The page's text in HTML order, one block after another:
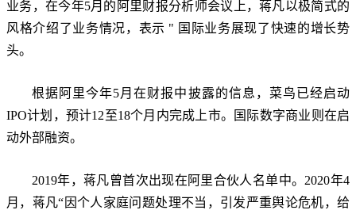
业务，在今年5月的阿里财报分析师会议上，蒋凡以极简式的
风格介绍了业务情况，表示 " 国际业务展现了快速的增长势
头。
根据阿里今年5月在财报中披露的信息，菜鸟已经启动
IPO计划，预计12至18个月内完成上市。国际数字商业则在启
动外部融资。
2019年，蒋凡曾首次出现在阿里合伙人名单中。2020年4
月，蒋凡“因个人家庭问题处理不当，引发严重舆论危机，给